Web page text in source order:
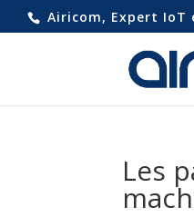
Airicom, Expert IoT
Les